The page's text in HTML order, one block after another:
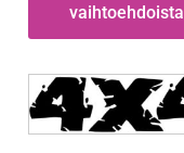
vaihtoehdoista